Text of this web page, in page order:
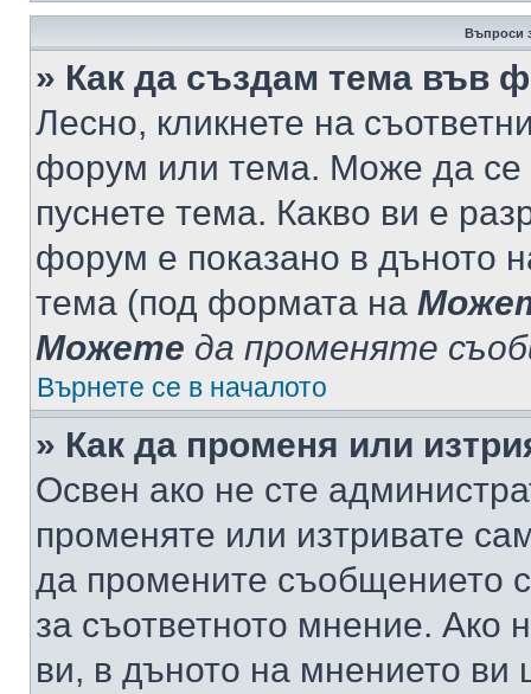
Въпроси
» Как да създам тема във
Лесно, кликнете на
форум или тема. Може да се
пуснете тема. Какво ви е
форум е показано в дъното
тема (под формата на
Можете да променяте
Върнете се в началото
» Как да променя или
Освен ако не сте
променяте или изтривате
да промените съобщението
за съответното мнение. Ако
ви, в дъното на мнението ви